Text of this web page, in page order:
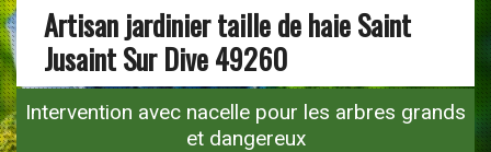
Artisan jardinier taille de haie Saint
Jusaint Sur Dive 49260
Intervention avec nacelle pour les arbres grands
et dangereux